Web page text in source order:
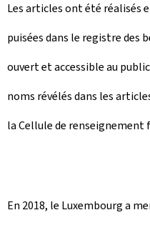
Les articles ont été réalisés
puisées dans le registre des
ouvert et accessible au
noms révélés dans les
la Cellule de renseignement
En 2018, le Luxembourg a